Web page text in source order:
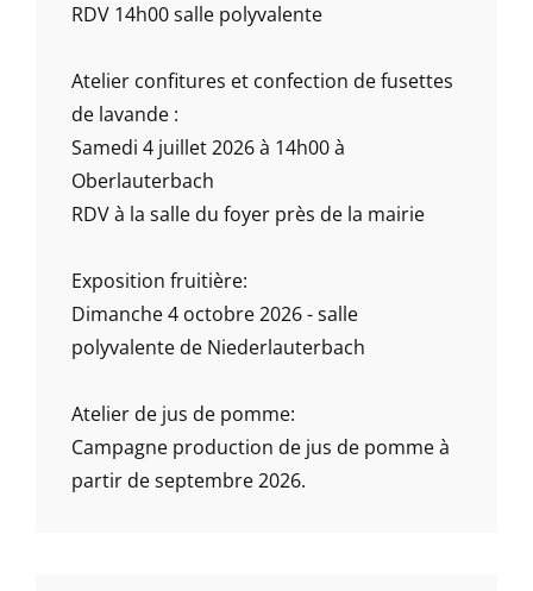
RDV 14h00 salle polyvalente
Atelier confitures et confection de fusettes
de lavande :
Samedi 4 juillet 2026 à 14h00 à
Oberlauterbach
RDV à la salle du foyer près de la mairie
Exposition fruitière:
Dimanche 4 octobre 2026 - salle
polyvalente de Niederlauterbach
Atelier de jus de pomme:
Campagne production de jus de pomme à
partir de septembre 2026.